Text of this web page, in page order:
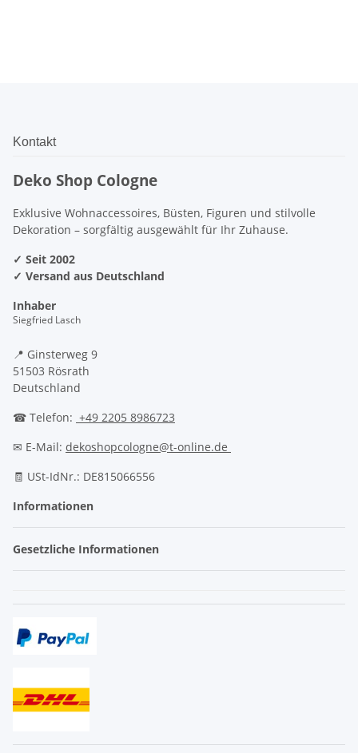
Kontakt
Deko Shop Cologne
Exklusive Wohnaccessoires, Büsten, Figuren und stilvolle
Dekoration – sorgfältig ausgewählt für Ihr Zuhause.
✓ Seit 2002
✓ Versand aus Deutschland
Inhaber
Siegfried Lasch
📍 Ginsterweg 9
51503 Rösrath
Deutschland
☎ Telefon: +49 2205 8986723
✉ E-Mail: dekoshopcologne@t-online.de
🧾 USt-IdNr.: DE815066556
Informationen
Gesetzliche Informationen